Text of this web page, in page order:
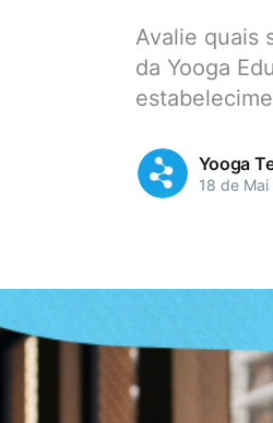
Avalie quais
da Yooga
Yooga
18 de